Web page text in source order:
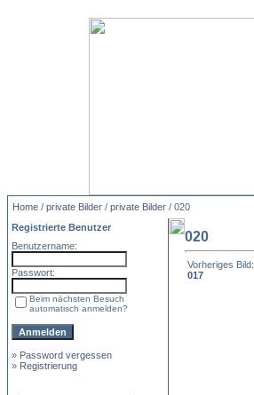
Home / private Bilder / private Bilder / 020
Registrierte Benutzer
Benutzername:
Passwort:
Beim nächsten Besuch
automatisch anmelden?
» Password vergessen
» Registrierung
020
Vorheriges Bild:
017